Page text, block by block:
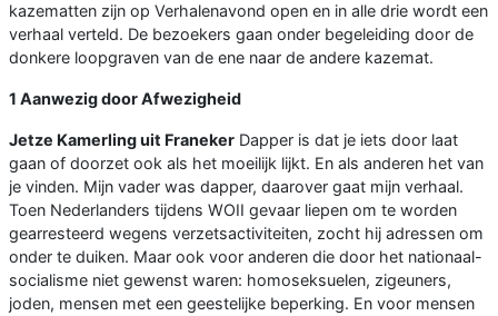
kazematten zijn op Verhalenavond open en in alle drie wordt een
verhaal verteld. De bezoekers gaan onder begeleiding door de
donkere loopgraven van de ene naar de andere kazemat.
1 Aanwezig door Afwezigheid
Jetze Kamerling uit Franeker Dapper is dat je iets door laat
gaan of doorzet ook als het moeilijk lijkt. En als anderen het van
je vinden. Mijn vader was dapper, daarover gaat mijn verhaal.
Toen Nederlanders tijdens WOII gevaar liepen om te worden
gearresteerd wegens verzetsactiviteiten, zocht hij adressen om
onder te duiken. Maar ook voor anderen die door het nationaal-
socialisme niet gewenst waren: homoseksuelen, zigeuners,
joden, mensen met een geestelijke beperking. En voor mensen